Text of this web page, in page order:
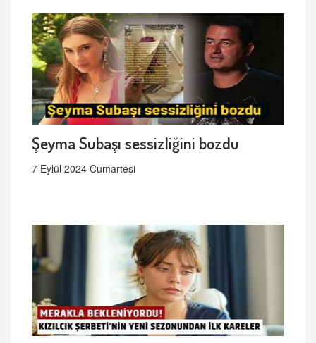
Şeyma Subaşı sessizliğini bozdu
7 Eylül 2024 Cumartesi